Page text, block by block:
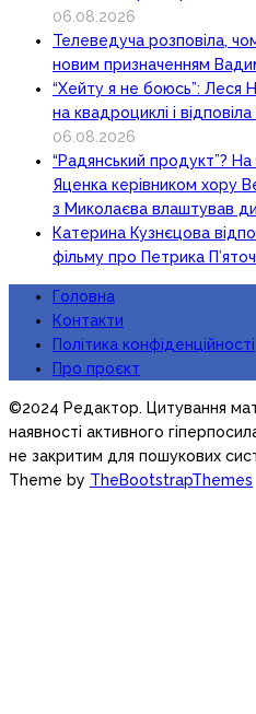
06.08.2026
Телеведуча розповіла,
новим призначенням
“Хейту я не боюсь”: Леся
на квадроциклі і відповіла
06.08.2026
“Радянський продукт”?
Яценка керівником хору
з Миколаєва влаштував
Катерина Кузнєцова
фільму про Петрика
Головна
Контакти
Політика конфіденційності
Про проєкт
©2024 Редактор. Цитування
наявності активного
не закритим для пошукових
Theme by TheBootstrapThemes